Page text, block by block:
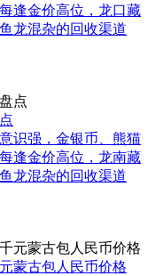
逢金价高位，龙口藏
龙混杂的回收渠道
识强，金银币、熊猫
逢金价高位，龙南藏
龙混杂的回收渠道
蒙古包人民币价格